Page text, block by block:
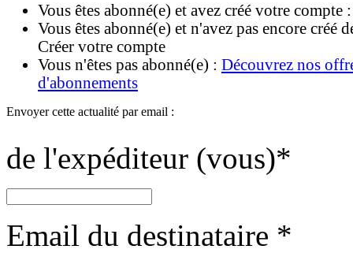
Vous êtes abonné(e) et avez créé votre compte
Vous êtes abonné(e) et n'avez pas encore créé
Créer votre compte
Vous n'êtes pas abonné(e) : Découvrez nos
d'abonnements
Envoyer cette actualité par email :
de l'expéditeur (vous)*
Email du destinataire *